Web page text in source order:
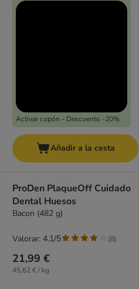
Activar cupón - Descuento -20%
Añadir a la cesta
ProDen PlaqueOff Cuidado
Dental Huesos
Bacon (482 g)
21,99 €
45,62 € / kg
Valorar: 4.1/5 (8)